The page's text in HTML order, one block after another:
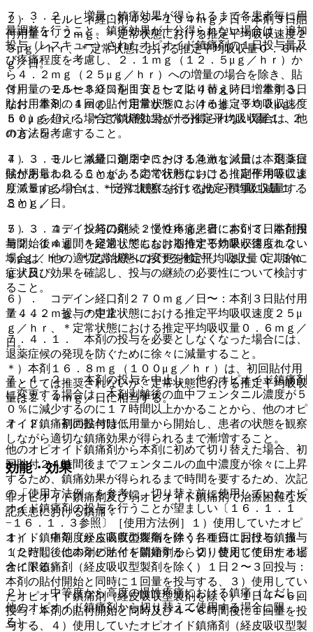
７．３．２． 増量：鎮痛効果が得られるまで各患者毎に用
量調整を行うこと。鎮痛効果が十分得られない場合は、追加
投与（レスキュー）されたオピオイド鎮痛剤の１日投与量及
び疼痛程度を考慮し、２．１ｍｇ（１２．５μｇ／ｈｒ）か
ら４．２ｍｇ（２５μｇ／ｈｒ）への増量の場合を除き、貼
付用量の２５〜５０％を目安として貼り替え時に増量する。
なお、本剤の１回の貼付用量が５０．４ｍｇ（３００μｇ／
ｈｒ）を超える場合で鎮痛効果が十分得られない場合は、他
の方法を考慮すること。
７．３．３． 減量：連用中における急激な減量は、退薬症
候があらわれることがあるので行わないこと（副作用等によ
り減量する場合は、十分に観察を行いながら慎重に減量する
こと）。
７．３．４． 投与の継続：慢性疼痛患者において、本剤投
与開始後４週間を経過してもなお期待する効果が得られない
場合は、他の適切な治療への変更を検討し、また、定期的に
症状及び効果を確認し、投与の継続の必要性について検討す
ること。
７．４． 投与の中止
７．４．１． 本剤の投与を必要としなくなった場合には、
退薬症候の発現を防ぐために徐々に減量すること。
７．４．２． 本剤の投与を中止し、他のオピオイド鎮痛剤
に変更する場合は、本剤剥離後の血中フェンタニル濃度が５
０％に減少するのに１７時間以上かかることから、他のオピ
オイド鎮痛剤の投与は低用量から開始し、患者の状態を観察
しながら適切な鎮痛効果が得られるまで漸増すること。
効能・効果
非オピオイド鎮痛剤及び弱オピオイド鎮痛剤で治療困難な次
記疾患における鎮痛：
１）． 中等度から高度の疼痛を伴う各種癌における鎮痛
（ただし、他のオピオイド鎮痛剤から切り替えて使用する場
合に限る）。
２）． 中等度から高度の慢性疼痛における鎮痛（ただし、
他のオピオイド鎮痛剤から切り替えて使用する場合に限
る）。
２）． モルヒネ経口剤４５〜１３４ｍｇ／日：本剤３日貼
付用量４．２ｍｇ、＊定常状態における推定平均吸収速度２
５μｇ／ｈｒ、＊定常状態における推定平均吸収量０．６ｍ
ｇ／日。
３）． モルヒネ経口剤１３５〜２２４ｍｇ／日：本剤３日
貼付用量８．４ｍｇ、＊定常状態における推定平均吸収速度
５０μｇ／ｈｒ、＊定常状態における推定平均吸収量１．２
ｍｇ／日。
４）． モルヒネ経口剤２２５〜３１４ｍｇ／日：本剤３日
貼付用量１２．６ｍｇ、＊定常状態における推定平均吸収速
度７５μｇ／ｈｒ、＊定常状態における推定平均吸収量１．
８ｍｇ／日。
５）． コデイン経口剤＜２７０ｍｇ／日：本剤３日貼付用
量２．１ｍｇ、＊定常状態における推定平均吸収速度１２．
５μｇ／ｈｒ、＊定常状態における推定平均吸収量０．３ｍ
ｇ／日。
６）． コデイン経口剤２７０ｍｇ／日〜：本剤３日貼付用
量４．２ｍｇ、＊定常状態における推定平均吸収速度２５μ
ｇ／ｈｒ、＊定常状態における推定平均吸収量０．６ｍｇ／
日。
＊）本剤１６．８ｍｇ（１００μｇ／ｈｒ）は、初回貼付用
量としては推奨されないが、定常状態における推定平均吸収
量は２．４ｍｇ／日に相当する。
７．２． 初回貼付時
他のオピオイド鎮痛剤から本剤に初めて切り替えた場合、初
回貼付２４時間後までフェンタニルの血中濃度が徐々に上昇
するため、鎮痛効果が得られるまで時間を要するため、次記
の「使用方法例」を参考に、切り替え前に使用していたオピ
オイド鎮痛剤の投与を行うことが望ましい〔１６．１．１
−１６．１．３参照〕［使用方法例］１）使用していたオピ
オイド鎮痛剤（経皮吸収型製剤を除く）１日１回投与：投与
１２時間後に本剤の貼付を開始する、２）使用していたオピ
オイド鎮痛剤（経皮吸収型製剤を除く）１日２〜３回投与：
本剤の貼付開始と同時に１回量を投与する、３）使用してい
たオピオイド鎮痛剤（経皮吸収型製剤を除く）１日４〜６回
投与：本剤の貼付開始と同時及び４〜６時間後に１回量を投
与する、４）使用していたオピオイド鎮痛剤（経皮吸収型製